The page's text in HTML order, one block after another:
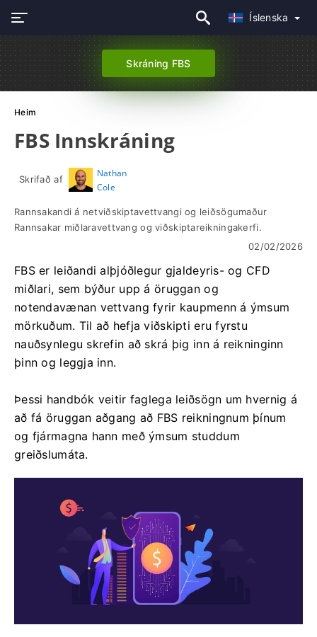
Íslenska
Skráning FBS
Heim
FBS Innskráning
Skrifað af
Nathan
Cole
Rannsakandi á netviðskiptavettvangi og leiðsögumaður
Rannsakar miðlaravettvang og viðskiptareikningakerfi.
02/02/2026
FBS er leiðandi alþjóðlegur gjaldeyris- og CFD
miðlari, sem býður upp á öruggan og
notendavænan vettvang fyrir kaupmenn á ýmsum
mörkuðum. Til að hefja viðskipti eru fyrstu
nauðsynlegu skrefin að skrá þig inn á reikninginn
þinn og leggja inn.
Þessi handbók veitir faglega leiðsögn um hvernig á
að fá öruggan aðgang að FBS reikningnum þínum
og fjármagna hann með ýmsum studdum
greiðslumáta.